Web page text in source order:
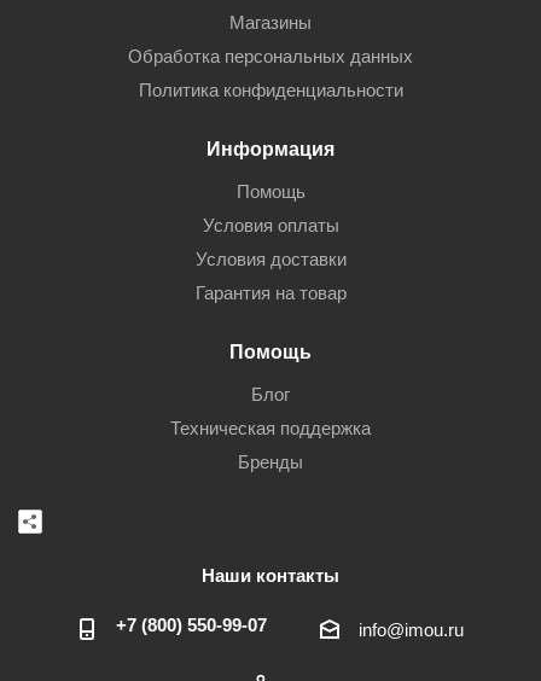
Магазины
Обработка персональных данных
Политика конфиденциальности
Информация
Помощь
Условия оплаты
Условия доставки
Гарантия на товар
Помощь
Блог
Техническая поддержка
Бренды
Наши контакты
+7 (800) 550-99-07 info@imou.ru